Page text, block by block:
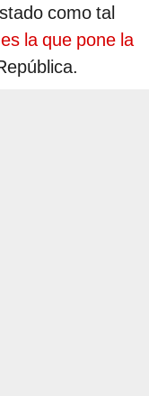
como tal
la que pone la